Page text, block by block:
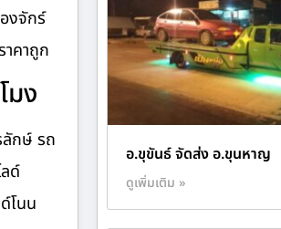
งจักร์
คาถูก
มง
กษ์ รถ
ด์
โนน
อ.ขุขันธ์ จัดส่ง อ.ขุนหาญ
ดูเพิ่มเติม »